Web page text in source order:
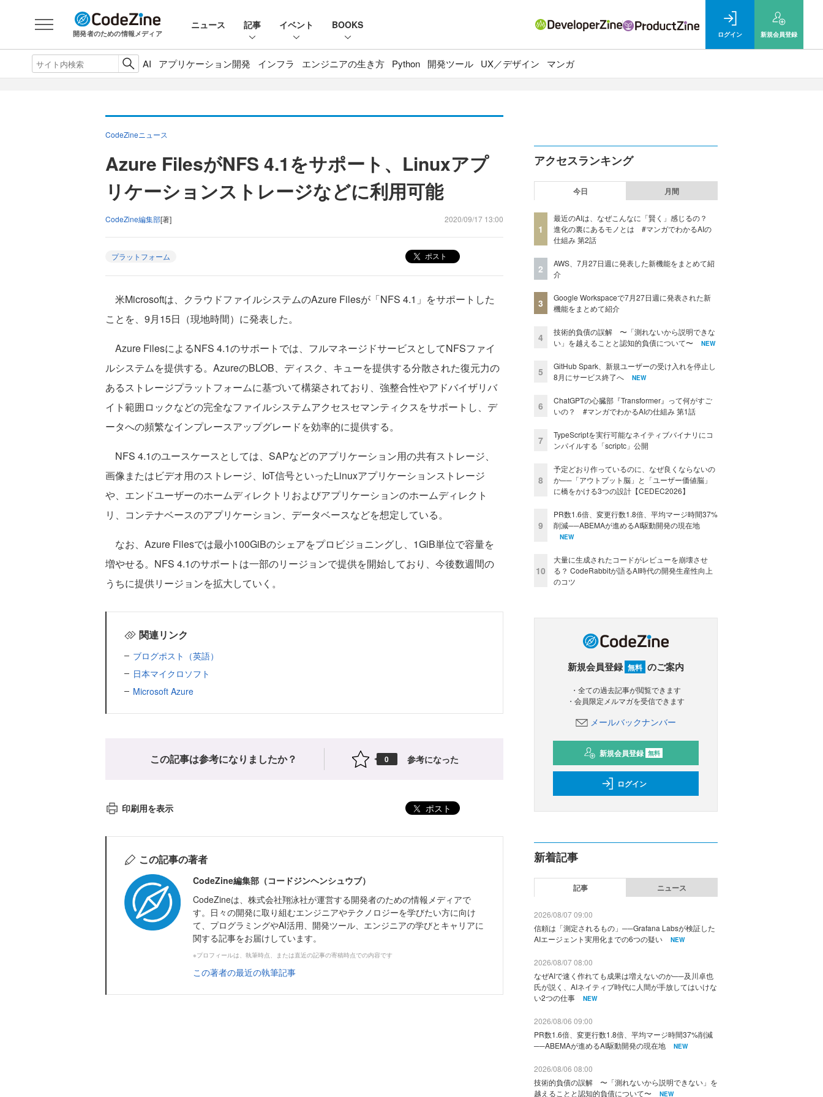
開発者のための情報メディア
ニュース 記事 イベント BOOKS
ログイン 新規会員登録
AI アプリケーション開発 インフラ エンジニアの生き方 Python 開発ツール UX／デザイン マンガ
CodeZineニュース
Azure FilesがNFS 4.1をサポート、Linuxアプ
リケーションストレージなどに利用可能
CodeZine編集部[著] 2020/09/17 13:00
プラットフォーム ポスト
米Microsoftは、クラウドファイルシステムのAzure Filesが「NFS 4.1」をサポートした
ことを、9月15日（現地時間）に発表した。
Azure FilesによるNFS 4.1のサポートでは、フルマネージドサービスとしてNFSファイ
ルシステムを提供する。AzureのBLOB、ディスク、キューを提供する分散された復元力の
あるストレージプラットフォームに基づいて構築されており、強整合性やアドバイザリバ
イト範囲ロックなどの完全なファイルシステムアクセスセマンティクスをサポートし、デ
ータへの頻繁なインプレースアップグレードを効率的に提供する。
NFS 4.1のユースケースとしては、SAPなどのアプリケーション用の共有ストレージ、
画像またはビデオ用のストレージ、IoT信号といったLinuxアプリケーションストレージ
や、エンドユーザーのホームディレクトリおよびアプリケーションのホームディレクト
リ、コンテナベースのアプリケーション、データベースなどを想定している。
なお、Azure Filesでは最小100GiBのシェアをプロビジョニングし、1GiB単位で容量を
増やせる。NFS 4.1のサポートは一部のリージョンで提供を開始しており、今後数週間の
うちに提供リージョンを拡大していく。
関連リンク
ブログポスト（英語）
日本マイクロソフト
Microsoft Azure
この記事は参考になりましたか？ 0 参考になった
印刷用を表示 ポスト
この記事の著者
CodeZine編集部（コードジンヘンシュウブ）
CodeZineは、株式会社翔泳社が運営する開発者のための情報メディアで
す。日々の開発に取り組むエンジニアやテクノロジーを学びたい方に向け
て、プログラミングやAI活用、開発ツール、エンジニアの学びとキャリアに
関する記事をお届けしています。
※プロフィールは、執筆時点、または直近の記事の寄稿時点での内容です
この著者の最近の執筆記事
アクセスランキング
今日 月間
1
最近のAIは、なぜこんなに「賢く」感じるの？
進化の裏にあるモノとは #マンガでわかるAIの
仕組み 第2話
2
AWS、7月27日週に発表した新機能をまとめて紹
介
3
Google Workspaceで7月27日週に発表された新
機能をまとめて紹介
4
技術的負債の誤解 〜「測れないから説明できな
い」を越えることと認知的負債について〜
NEW
5
GitHub Spark、新規ユーザーの受け入れを停止し
8月にサービス終了へ
NEW
6
ChatGPTの心臓部『Transformer』って何がすご
いの？ #マンガでわかるAIの仕組み 第1話
7
TypeScriptを実行可能なネイティブバイナリにコ
ンパイルする「scriptc」公開
8
予定どおり作っているのに、なぜ良くならないの
か──「アウトプット脳」と「ユーザー価値脳」
に橋をかける3つの設計【CEDEC2026】
9
PR数1.6倍、変更行数1.8倍、平均マージ時間37%
削減──ABEMAが進めるAI駆動開発の現在地
NEW
10
大量に生成されたコードがレビューを崩壊させ
る？ CodeRabbitが語るAI時代の開発生産性向上
のコツ
新規会員登録 無料 のご案内
・全ての過去記事が閲覧できます
・会員限定メルマガを受信できます
メールバックナンバー
新規会員登録 無料
ログイン
新着記事
記事 ニュース
2026/08/07 09:00
信頼は「測定されるもの」──Grafana Labsが検証した
AIエージェント実用化までの6つの疑い
NEW
2026/08/07 08:00
なぜAIで速く作れても成果は増えないのか──及川卓也
氏が説く、AIネイティブ時代に人間が手放してはいけな
い2つの仕事
NEW
2026/08/06 09:00
PR数1.6倍、変更行数1.8倍、平均マージ時間37%削減
──ABEMAが進めるAI駆動開発の現在地
NEW
2026/08/06 08:00
技術的負債の誤解 〜「測れないから説明できない」を
越えることと認知的負債について〜
NEW